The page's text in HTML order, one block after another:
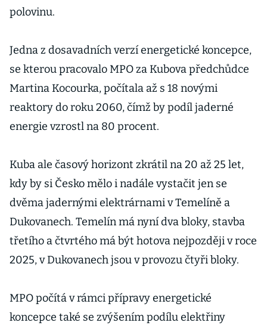
polovinu.
Jedna z dosavadních verzí energetické koncepce,
se kterou pracovalo MPO za Kubova předchůdce
Martina Kocourka, počítala až s 18 novými
reaktory do roku 2060, čímž by podíl jaderné
energie vzrostl na 80 procent.
Kuba ale časový horizont zkrátil na 20 až 25 let,
kdy by si Česko mělo i nadále vystačit jen se
dvěma jadernými elektrárnami v Temelíně a
Dukovanech. Temelín má nyní dva bloky, stavba
třetího a čtvrtého má být hotova nejpozději v roce
2025, v Dukovanech jsou v provozu čtyři bloky.
MPO počítá v rámci přípravy energetické
koncepce také se zvýšením podílu elektřiny